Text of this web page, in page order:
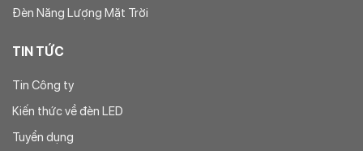
Đèn Năng Lượng Mặt Trời
TIN TỨC
Tin Công ty
Kiến thức về đèn LED
Tuyển dụng